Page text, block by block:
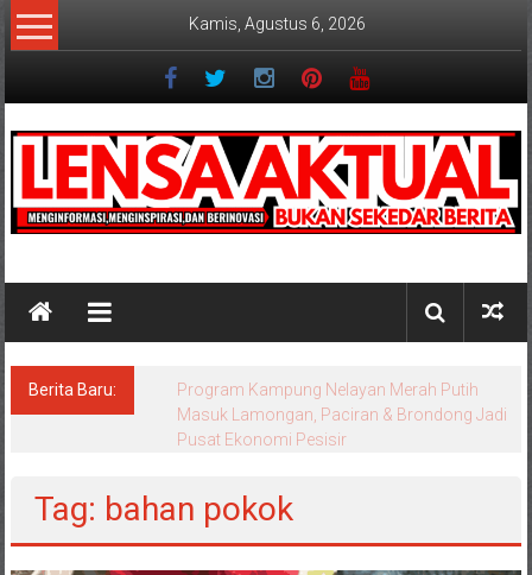
Lompat
ke
Kamis, Agustus 6, 2026
Berita Baru:
Program Kampung Nelayan Merah Putih
Masuk Lamongan, Paciran & Brondong Jadi
Pusat Ekonomi Pesisir
Tag: bahan pokok